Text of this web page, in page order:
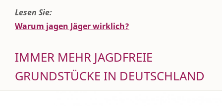
Lesen Sie:
Warum jagen Jäger wirklich?
IMMER MEHR JAGDFREIE
GRUNDSTÜCKE IN DEUTSCHLAND